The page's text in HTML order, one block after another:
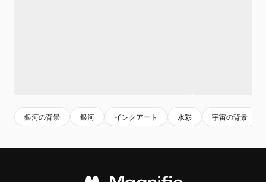
銀河の背景 銀河 インクアート 水彩 宇宙の背景